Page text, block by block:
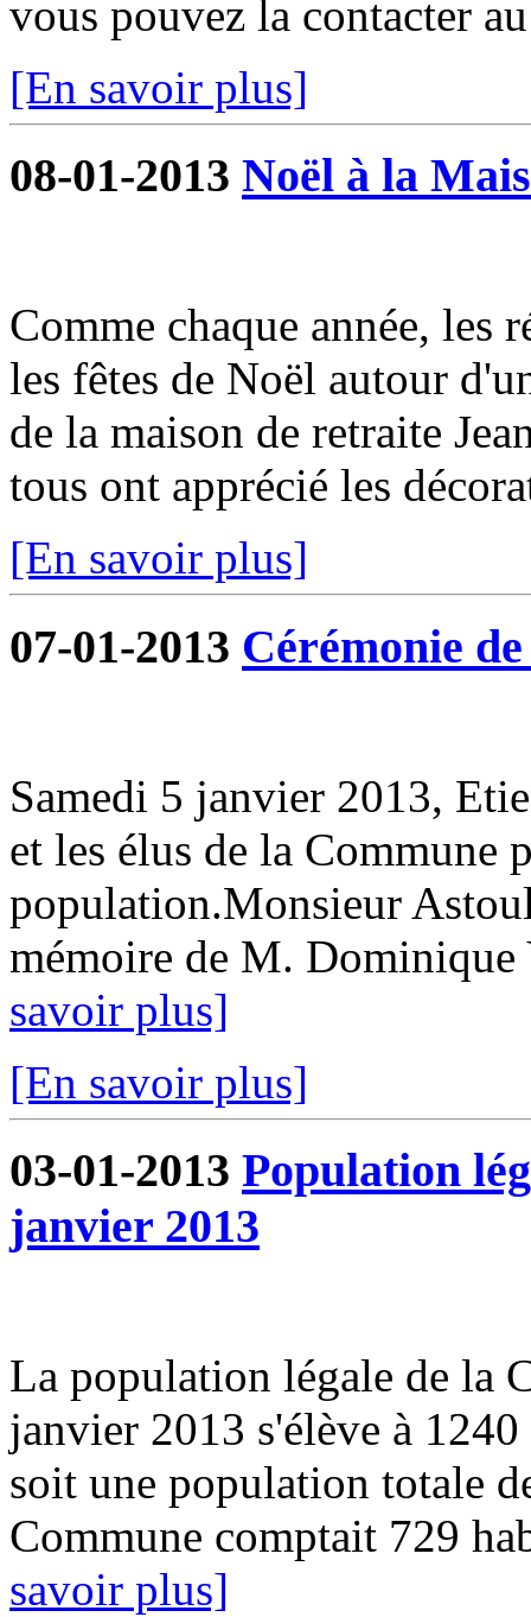
vous pouvez la contacter
[En savoir plus]
08-01-2013 Noël à la
Comme chaque année, les
les fêtes de Noël autour
de la maison de retraite
tous ont apprécié les
[En savoir plus]
07-01-2013 Cérémonie
Samedi 5 janvier 2013,
et les élus de la Commune
population.Monsieur
mémoire de M.
savoir plus]
[En savoir plus]
03-01-2013 Population
janvier 2013
La population légale de la
janvier 2013 s'élève à
soit une population totale
Commune comptait 729
savoir plus]